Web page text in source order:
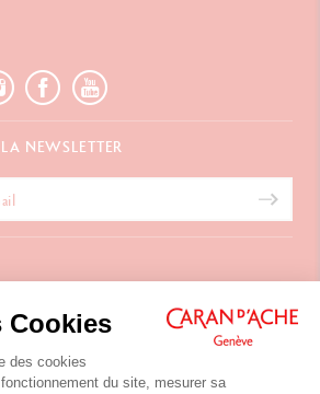
Cookies
des cookies
du site, mesurer sa
NEWSLETTER